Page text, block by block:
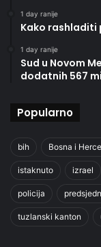
1 day ranije
Kako
1 day ranije
Sud u Novom
dodatnih 567
Popularno
bih Bosna i
istaknuto izrael
policija
tuzlanski kanton